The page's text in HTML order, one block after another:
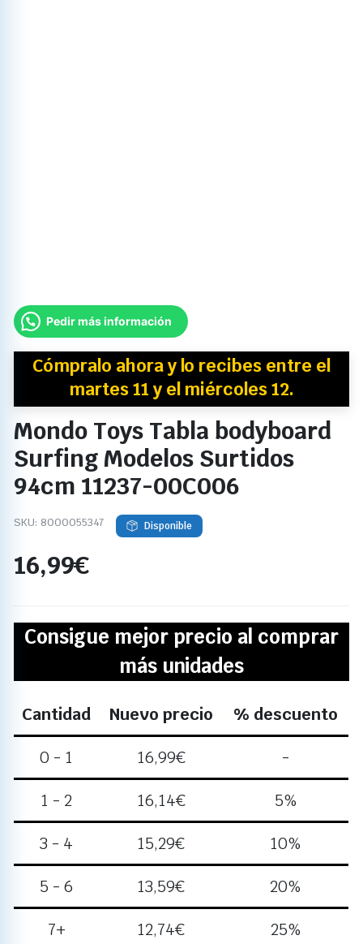
Pedir más información
Cómpralo ahora y lo recibes entre el
martes 11 y el miércoles 12.
Mondo Toys Tabla bodyboard
Surfing Modelos Surtidos
94cm 11237-00C006
SKU: 8000055347 Disponible
16,99€
Consigue mejor precio al comprar
más unidades
Cantidad Nuevo precio % descuento
0 - 1 16,99€ -
1 - 2 16,14€ 5%
3 - 4 15,29€ 10%
5 - 6 13,59€ 20%
7+ 12,74€ 25%